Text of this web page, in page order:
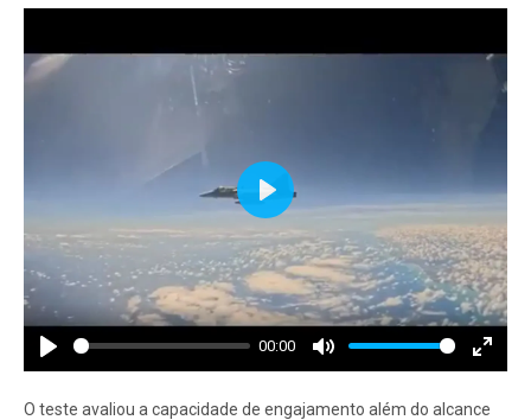
Play
00:00
Mute
Enter
Play
O teste avaliou a capacidade de engajamento além do alcance